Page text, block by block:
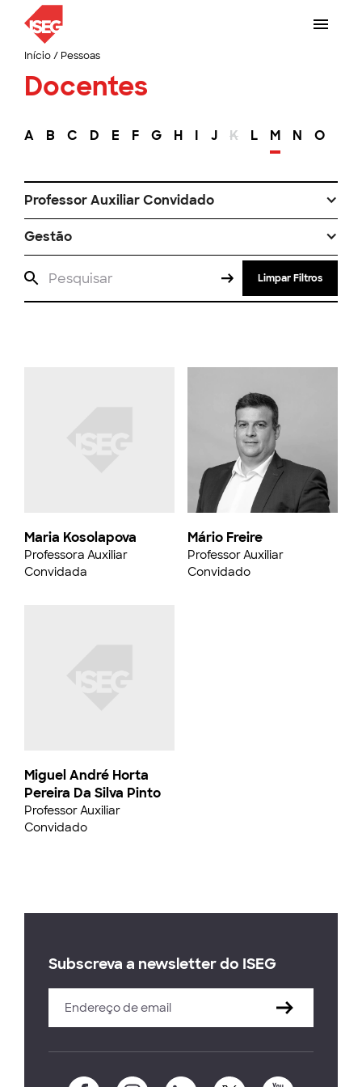
Início/ Pessoas
Docentes
A B C D E F G H I J K L M N O
Professor Auxiliar Convidado
Gestão
Limpar Filtros
Maria Kosolapova
Professora Auxiliar
Convidada
Miguel André Horta
Pereira Da Silva Pinto
Professor Auxiliar
Convidado
Mário Freire
Professor Auxiliar
Convidado
Subscreva a newsletter do ISEG